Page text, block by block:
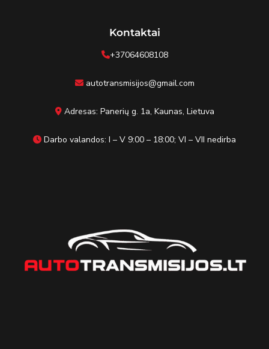
Kontaktai
+37064608108
autotransmisijos@gmail.com
Adresas: Panerių g. 1a, Kaunas, Lietuva
Darbo valandos: I – V 9:00 – 18:00; VI – VII nedirba